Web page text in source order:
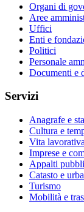
Organi di
Aree
Uffici
Enti e
Politici
Personale
Documenti e
Servizi
Anagrafe e
Cultura e
Vita lavorativa
Imprese e
Appalti
Catasto e
Turismo
Mobilità e